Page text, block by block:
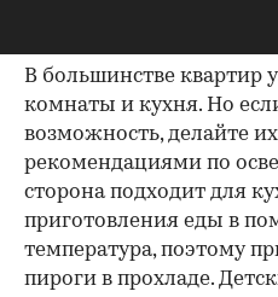
В большинстве
комнаты и кухня. Но
возможность, делайте
рекомендациями по
сторона подходит для
приготовления еды в
температура, поэтому
пироги в прохладе.